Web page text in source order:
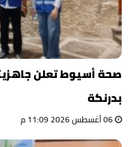
صحة أسيوط تعلن
بدرنكة